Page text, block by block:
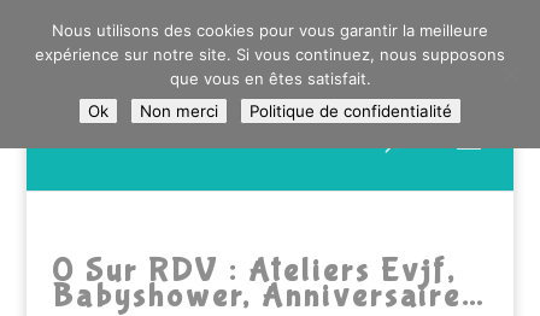
0603176412 - RDV CHEZ SO WATT À SAINT ANDRÉ OU
DANS LA MÉTROPOLE LILLOISE
CRAIENCO@GMAIL.COM
produits
0 Sur RDV : Ateliers Evjf,
Babyshower, Anniversaire…
Nous utilisons des cookies pour vous garantir la meilleure
expérience sur notre site. Si vous continuez, nous supposons
que vous en êtes satisfait.
Ok
Non merci Politique de confidentialité